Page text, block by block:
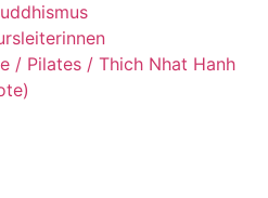
/ Pilates / Thich Nhat Hanh